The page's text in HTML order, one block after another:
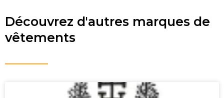
Découvrez d'autres marques de
vêtements